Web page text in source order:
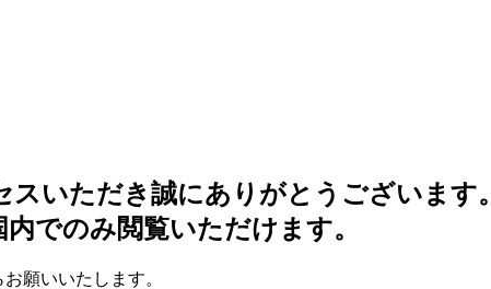
スいただき誠にありがとうございます。
でのみ閲覧いただけます。
お願いいたします。